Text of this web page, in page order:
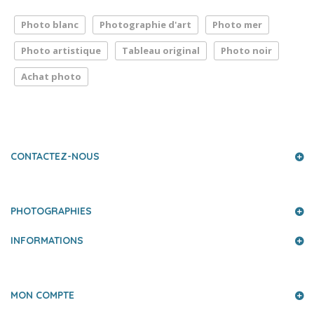
Photo blanc Photographie d'art Photo mer
Photo artistique Tableau original Photo noir
Achat photo
CONTACTEZ-NOUS
PHOTOGRAPHIES
INFORMATIONS
MON COMPTE